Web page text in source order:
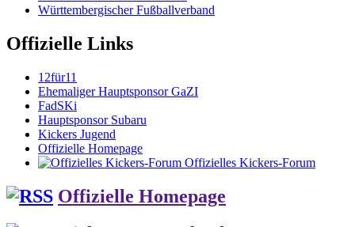
Württembergischer Fußballverband
Offizielle Links
12für11
Ehemaliger Hauptsponsor GaZI
FadSKi
Hauptsponsor Subaru
Kickers Jugend
Offizielle Homepage
Offizielles Kickers-Forum
Offizielle Homepage